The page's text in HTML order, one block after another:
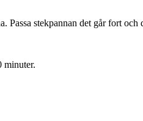
stekpannan det går fort
minuter.